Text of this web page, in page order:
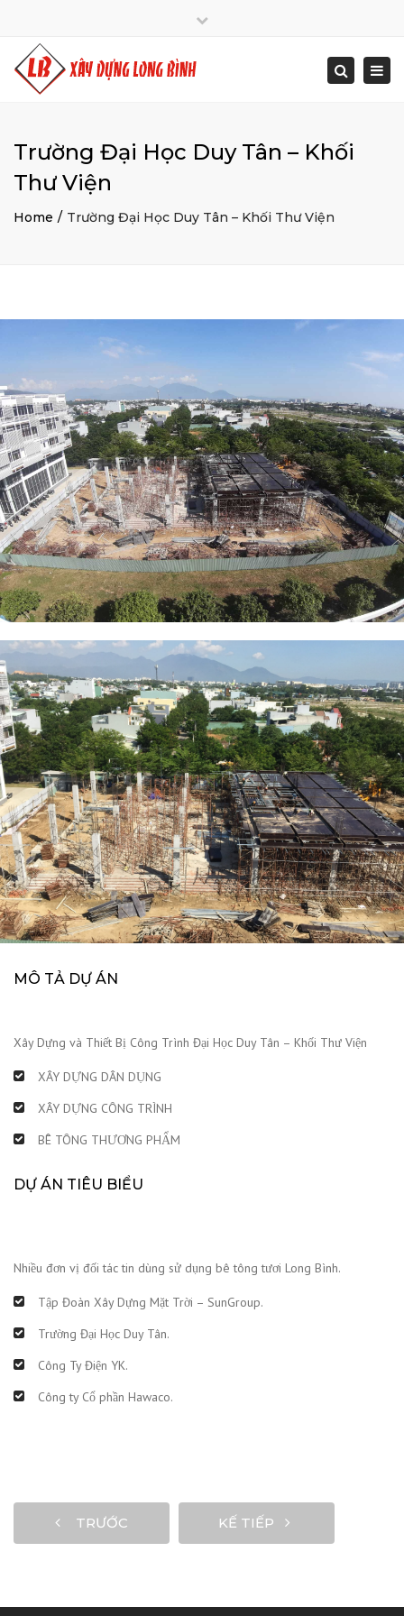
Mon - Sat: 7:00 - 17:00
+ 84 934 0000 25
info@xaydunglongbinh.com
Search
Trường Đại Học Duy Tân – Khối
Thư Viện
Home Trường Đại Học Duy Tân – Khối Thư Viện
MÔ TẢ DỰ ÁN
Xây Dựng và Thiết Bị Công Trình Đại Học Duy Tân – Khối Thư Viện
XÂY DỰNG DÂN DỤNG
XÂY DỰNG CÔNG TRÌNH
BÊ TÔNG THƯƠNG PHẨM
DỰ ÁN TIÊU BIỂU
Nhiều đơn vị đối tác tin dùng sử dụng bê tông tươi Long Bình.
Tập Đoàn Xây Dựng Mặt Trời – SunGroup.
Trường Đại Học Duy Tân.
Công Ty Điện YK.
Công ty Cổ phần Hawaco.
TRƯỚC KẾ TIẾP